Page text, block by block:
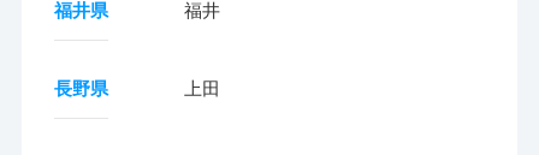
福井県 福井
長野県 上田